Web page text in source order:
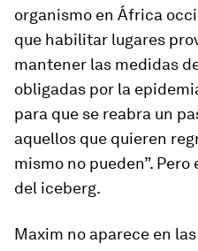
organismo en África
que habilitar lugares
mantener las medidas
obligadas por la
para que se reabra un
aquellos que quieren
mismo no pueden”.
del iceberg.
Maxim no aparece en